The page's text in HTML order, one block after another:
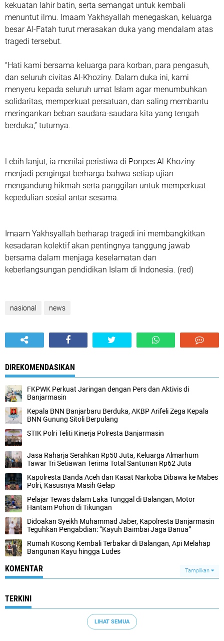
kekuatan lahir batin, serta semangat untuk kembali
menuntut ilmu. Imaam Yakhsyallah menegaskan, keluarga
besar Al-Fatah turut merasakan duka yang mendalam atas
tragedi tersebut.
“Hati kami bersama keluarga para korban, para pengasuh,
dan seluruh civitas Al-Khoziny. Dalam duka ini, kami
menyeru kepada seluruh umat Islam agar menumbuhkan
solidaritas, memperkuat persatuan, dan saling membantu
meringankan beban saudara-saudara kita yang tengah
berduka,” tuturnya.
Lebih lanjut, ia menilai peristiwa di Ponpes Al-Khoziny
menjadi pengingat berharga bahwa setiap ujian
mengandung hikmah serta panggilan untuk memperkuat
kepedulian sosial antar sesama.
Imaam Yakhsyallah berharap tragedi ini membangkitkan
kesadaran kolektif akan pentingnya tanggung jawab
bersama dalam menjaga keselamatan dan
keberlangsungan pendidikan Islam di Indonesia. (red)
nasional news
DIREKOMENDASIKAN
FKPWK Perkuat Jaringan dengan Pers dan Aktivis di
Banjarmasin
Kepala BNN Banjarbaru Berduka, AKBP Arifeli Zega Kepala
BNN Gunung Sitoli Berpulang
STIK Polri Teliti Kinerja Polresta Banjarmasin
Jasa Raharja Serahkan Rp50 Juta, Keluarga Almarhum
Tawar Tri Setiawan Terima Total Santunan Rp62 Juta
Kapolresta Banda Aceh dan Kasat Narkoba Dibawa ke Mabes
Polri, Kasusnya Masih Gelap
Pelajar Tewas dalam Laka Tunggal di Balangan, Motor
Hantam Pohon di Tikungan
Didoakan Syeikh Muhammad Jaber, Kapolresta Banjarmasin
Teguhkan Pengabdian: “Kayuh Baimbai Jaga Banua”
Rumah Kosong Kembali Terbakar di Balangan, Api Melahap
Bangunan Kayu hingga Ludes
KOMENTAR Tampilkan
TERKINI
LIHAT SEMUA